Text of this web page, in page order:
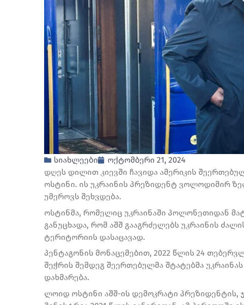
სიახლეები
ოქტომბერი 21, 2024
დღეს დილით კიევში ჩავიდა ამერიკის
ოსტინი. ის უკრაინის პრეზიდენტ ვოლოდიმირ
უმეროვს შეხვდება.
ოსტინმა, რომელიც უკრაინაში პოლონეთიდან
განუცხადა, რომ აშშ გააგრძელებს უკრაინის
ტერიტორიის დასაცავად.
პენტაგონის მონაცემებით, 2022 წლის 24
შეჭრის შემდეგ შეერთებულმა შტატებმა
დახმარება.
ლოიდ ოსტინი აშშ-ის დემოკრატი პრეზიდენტის,